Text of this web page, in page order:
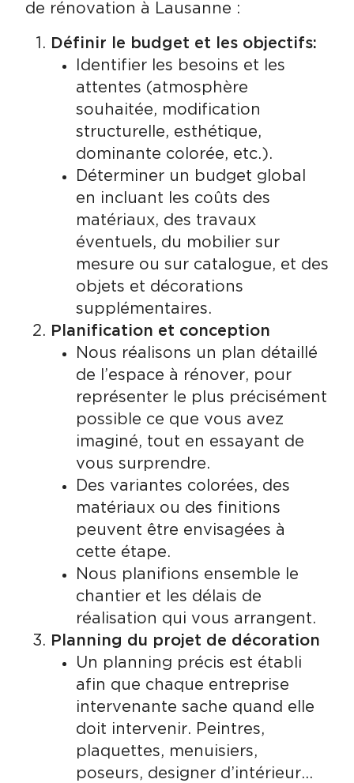
de rénovation à Lausanne :
Définir le budget et les objectifs:
Identifier les besoins et les
attentes (atmosphère
souhaitée, modification
structurelle, esthétique,
dominante colorée, etc.).
Déterminer un budget global
en incluant les coûts des
matériaux, des travaux
éventuels, du mobilier sur
mesure ou sur catalogue, et des
objets et décorations
supplémentaires.
Planification et conception
Nous réalisons un plan détaillé
de l’espace à rénover, pour
représenter le plus précisément
possible ce que vous avez
imaginé, tout en essayant de
vous surprendre.
Des variantes colorées, des
matériaux ou des finitions
peuvent être envisagées à
cette étape.
Nous planifions ensemble le
chantier et les délais de
réalisation qui vous arrangent.
Planning du projet de décoration
Un planning précis est établi
afin que chaque entreprise
intervenante sache quand elle
doit intervenir. Peintres,
plaquettes, menuisiers,
poseurs, designer d’intérieur…